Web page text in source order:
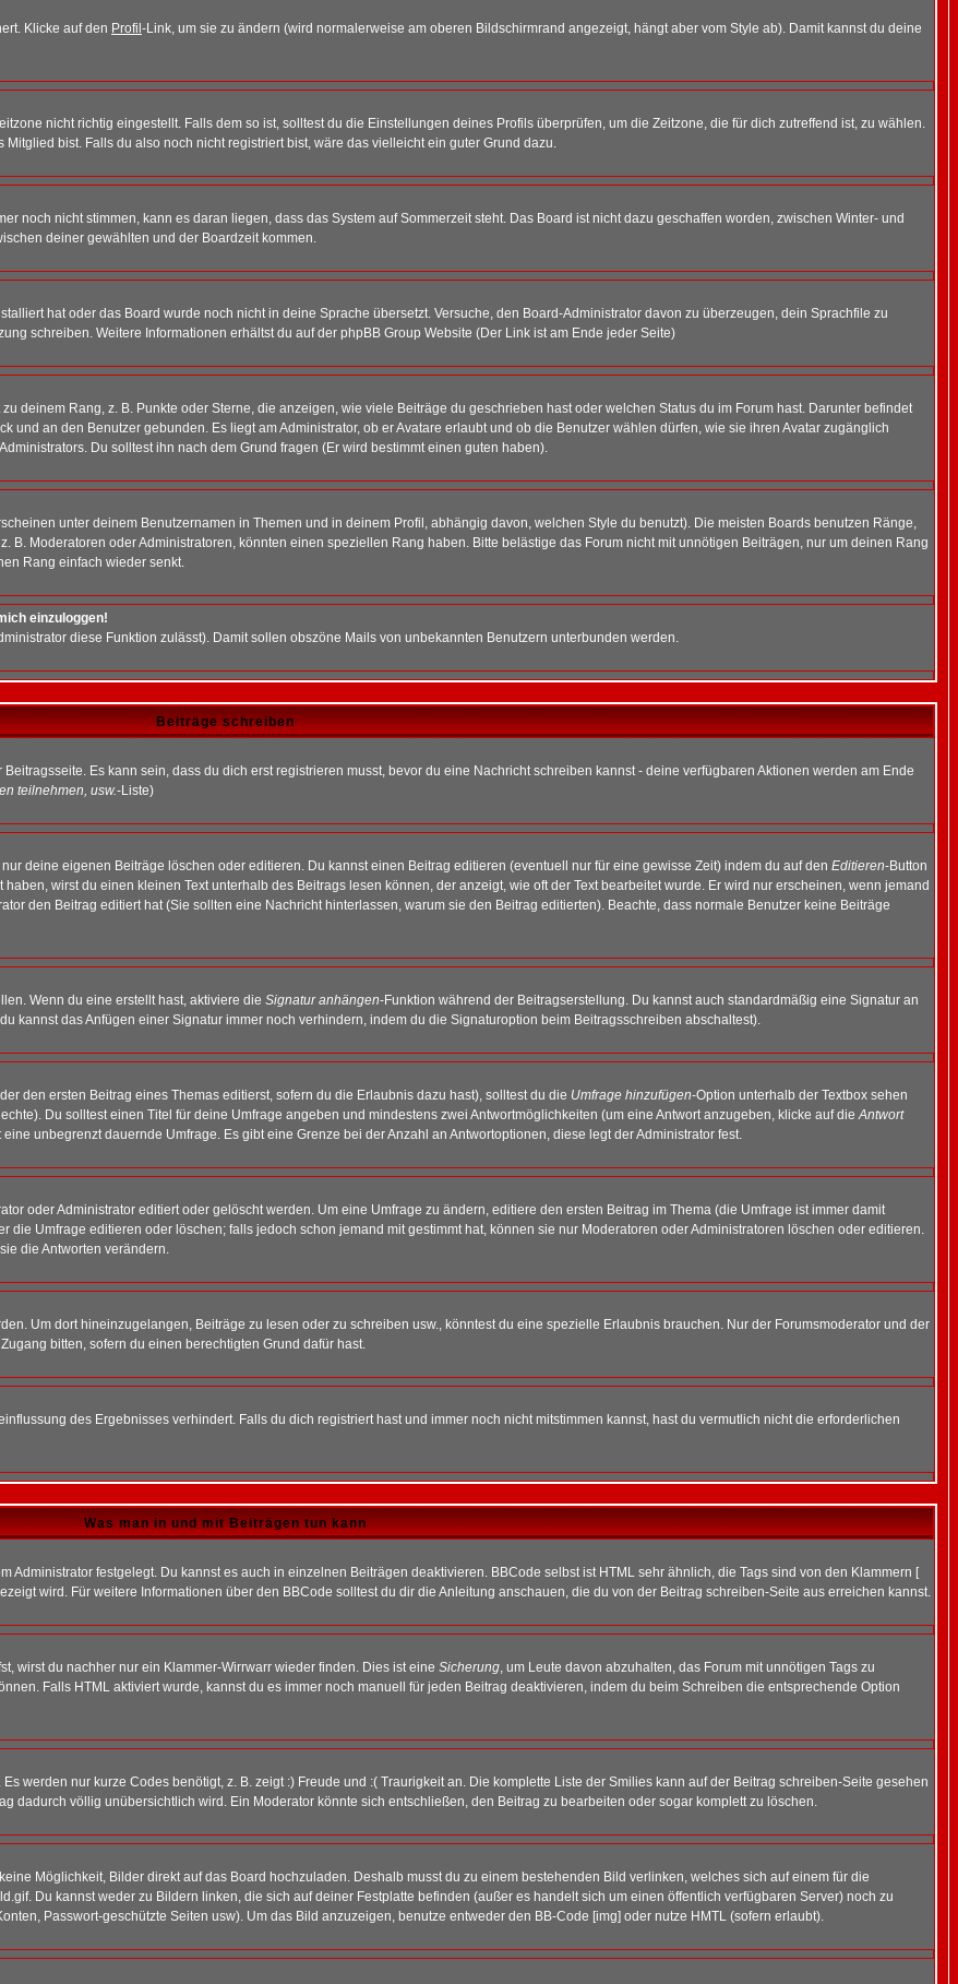
Klicke auf den Profil -Link, um sie zu ändern (wird normalerweise am oberen Bildschirmrand angezeigt, hängt aber vom Style ab). Damit kannst du deine
nicht richtig eingestellt. Falls dem so ist, solltest du die Einstellungen deines Profils überprüfen, um die Zeitzone, die für dich zutreffend ist, zu wählen.
bist. Falls du also noch nicht registriert bist, wäre das vielleicht ein guter Grund dazu.
noch nicht stimmen, kann es daran liegen, dass das System auf Sommerzeit steht. Das Board ist nicht dazu geschaffen worden, zwischen Winter- und
deiner gewählten und der Boardzeit kommen.
hat oder das Board wurde noch nicht in deine Sprache übersetzt. Versuche, den Board-Administrator davon zu überzeugen, dein Sprachfile zu
schreiben. Weitere Informationen erhältst du auf der phpBB Group Website (Der Link ist am Ende jeder Seite)
deinem Rang, z. B. Punkte oder Sterne, die anzeigen, wie viele Beiträge du geschrieben hast oder welchen Status du im Forum hast. Darunter befindet
und an den Benutzer gebunden. Es liegt am Administrator, ob er Avatare erlaubt und ob die Benutzer wählen dürfen, wie sie ihren Avatar zugänglich
Du solltest ihn nach dem Grund fragen (Er wird bestimmt einen guten haben).
unter deinem Benutzernamen in Themen und in deinem Profil, abhängig davon, welchen Style du benutzt). Die meisten Boards benutzen Ränge,
B. Moderatoren oder Administratoren, könnten einen speziellen Rang haben. Bitte belästige das Forum nicht mit unnötigen Beiträgen, nur um deinen Rang
Rang einfach wieder senkt.
einzuloggen!
diese Funktion zulässt). Damit sollen obszöne Mails von unbekannten Benutzern unterbunden werden.
Beiträge schreiben
Es kann sein, dass du dich erst registrieren musst, bevor du eine Nachricht schreiben kannst - deine verfügbaren Aktionen werden am Ende
teilnehmen, usw.-Liste)
deine eigenen Beiträge löschen oder editieren. Du kannst einen Beitrag editieren (eventuell nur für eine gewisse Zeit) indem du auf den Editieren-Button
wirst du einen kleinen Text unterhalb des Beitrags lesen können, der anzeigt, wie oft der Text bearbeitet wurde. Er wird nur erscheinen, wenn jemand
den Beitrag editiert hat (Sie sollten eine Nachricht hinterlassen, warum sie den Beitrag editierten). Beachte, dass normale Benutzer keine Beiträge
Wenn du eine erstellt hast, aktiviere die Signatur anhängen-Funktion während der Beitragserstellung. Du kannst auch standardmäßig eine Signatur an
kannst das Anfügen einer Signatur immer noch verhindern, indem du die Signaturoption beim Beitragsschreiben abschaltest).
den ersten Beitrag eines Themas editierst, sofern du die Erlaubnis dazu hast), solltest du die Umfrage hinzufügen-Option unterhalb der Textbox sehen
Du solltest einen Titel für deine Umfrage angeben und mindestens zwei Antwortmöglichkeiten (um eine Antwort anzugeben, klicke auf dieAntwort
unbegrenzt dauernde Umfrage. Es gibt eine Grenze bei der Anzahl an Antwortoptionen, diese legt der Administrator fest.
oder Administrator editiert oder gelöscht werden. Um eine Umfrage zu ändern, editiere den ersten Beitrag im Thema (die Umfrage ist immer damit
Umfrage editieren oder löschen; falls jedoch schon jemand mit gestimmt hat, können sie nur Moderatoren oder Administratoren löschen oder editieren.
die Antworten verändern.
Um dort hineinzugelangen, Beiträge zu lesen oder zu schreiben usw., könntest du eine spezielle Erlaubnis brauchen. Nur der Forumsmoderator und der
bitten, sofern du einen berechtigten Grund dafür hast.
des Ergebnisses verhindert. Falls du dich registriert hast und immer noch nicht mitstimmen kannst, hast du vermutlich nicht die erforderlichen
Was man in und mit Beiträgen tun kann
Administrator festgelegt. Du kannst es auch in einzelnen Beiträgen deaktivieren. BBCode selbst ist HTML sehr ähnlich, die Tags sind von den Klammern [
wird. Für weitere Informationen über den BBCode solltest du dir die Anleitung anschauen, die du von der Beitrag schreiben-Seite aus erreichen kannst.
wirst du nachher nur ein Klammer-Wirrwarr wieder finden. Dies ist eine Sicherung, um Leute davon abzuhalten, das Forum mit unnötigen Tags zu
Falls HTML aktiviert wurde, kannst du es immer noch manuell für jeden Beitrag deaktivieren, indem du beim Schreiben die entsprechende Option
werden nur kurze Codes benötigt, z. B. zeigt :) Freude und :( Traurigkeit an. Die komplette Liste der Smilies kann auf der Beitrag schreiben-Seite gesehen
dadurch völlig unübersichtlich wird. Ein Moderator könnte sich entschließen, den Beitrag zu bearbeiten oder sogar komplett zu löschen.
Möglichkeit, Bilder direkt auf das Board hochzuladen. Deshalb musst du zu einem bestehenden Bild verlinken, welches sich auf einem für die
Du kannst weder zu Bildern linken, die sich auf deiner Festplatte befinden (außer es handelt sich um einen öffentlich verfügbaren Server) noch zu
Passwort-geschützte Seiten usw). Um das Bild anzuzeigen, benutze entweder den BB-Code [img] oder nutze HMTL (sofern erlaubt).